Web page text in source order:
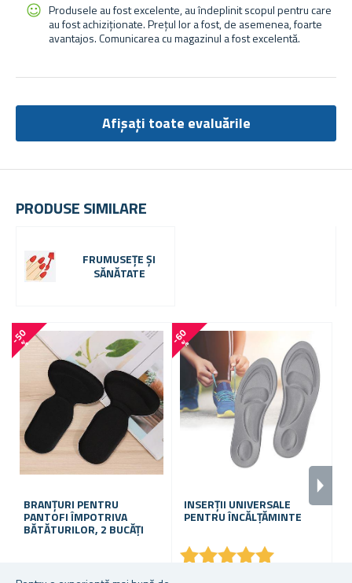
PRODUSE SIMILARE
FRUMUSEȚE ȘI
SĂNĂTATE
-
5
0
%
BRANȚURI PENTRU
PANTOFI ÎMPOTRIVA
BĂTĂTURILOR, 2 BUCĂȚI
În stoc
-
6
0
%
INSERȚII UNIVERSALE
PENTRU ÎNCĂLȚĂMINTE
★★★★★
★★★★★
Produsele au fost excelente, au îndeplinit scopul pentru care
au fost achiziționate. Prețul lor a fost, de asemenea, foarte
avantajos. Comunicarea cu magazinul a fost excelentă.
Afișați toate evaluările